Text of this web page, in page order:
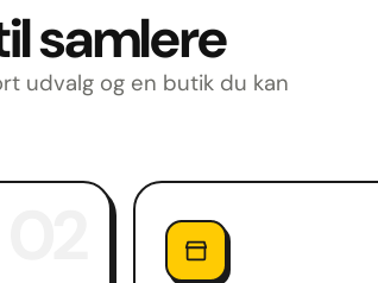
samlere
udvalg og en butik du kan